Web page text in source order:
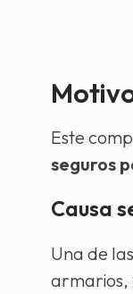
Este
seguros
Causa
Una de
armarios,